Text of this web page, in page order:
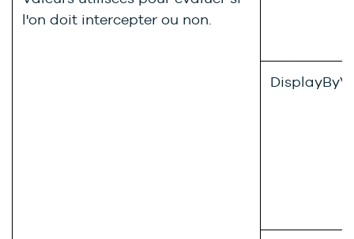
l'on doit intercepter ou non.